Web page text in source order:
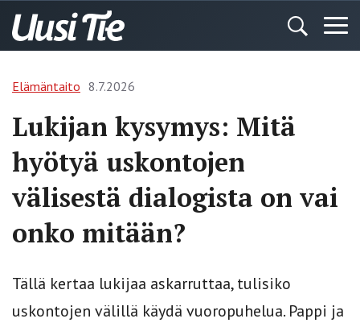
Elämäntaito 8.7.2026
Lukijan kysymys: Mitä
hyötyä uskontojen
välisestä dialogista on vai
onko mitään?
Tällä kertaa lukijaa askarruttaa, tulisiko
uskontojen välillä käydä vuoropuhelua. Pappi ja